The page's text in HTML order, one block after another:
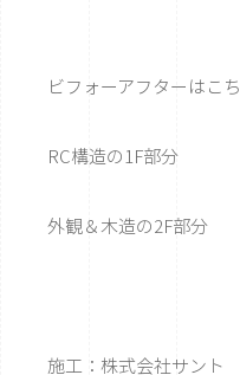
ビフォーアフターはこ
RC構造の1F部分
外観＆木造の2F部分
施工： 株式会社サント